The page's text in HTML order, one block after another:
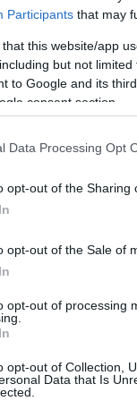
Participants that may
that this website/app
but not
to Google and its
consent section.
Data Processing Opt
opt-out of the Sharing
opt-out of the Sale of
opt-out of processing
opt-out of Collection,
Data that Is
Manutenzione :
Efficace :
mediche.
Ottimali:
Aggiuntiva:
pazienti e
:
Tecniche:
di Filtro
:
: Fibra